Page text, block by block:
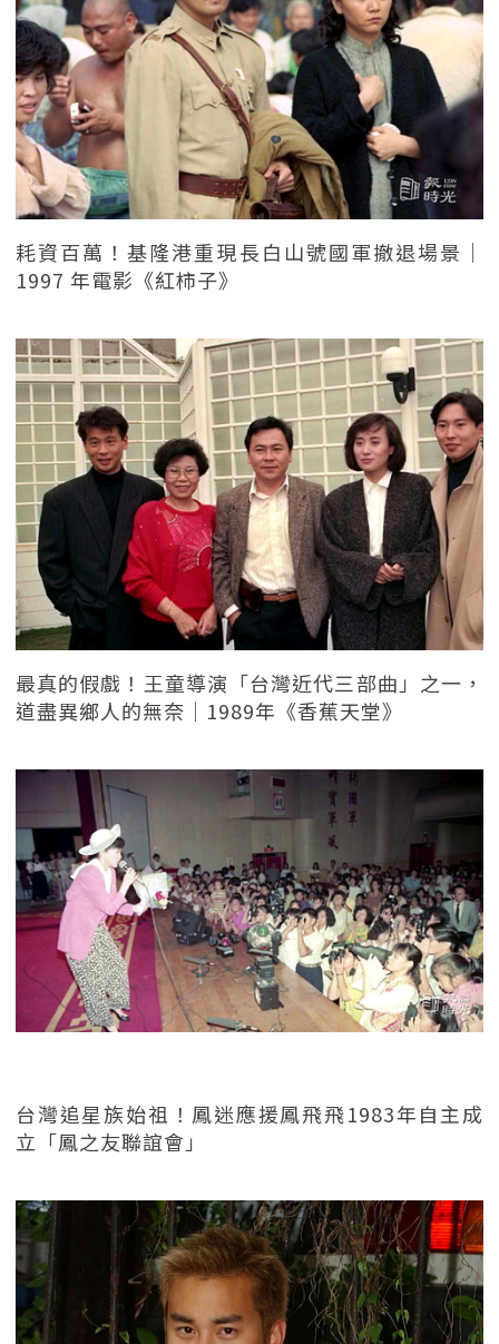
耗資百萬！基隆港重現長白山號國軍撤退場景｜
1997 年電影《紅柿子》
最真的假戲！王童導演「台灣近代三部曲」之一，
道盡異鄉人的無奈｜1989年《香蕉天堂》
台灣追星族始祖！鳳迷應援鳳飛飛1983年自主成
立「鳳之友聯誼會」